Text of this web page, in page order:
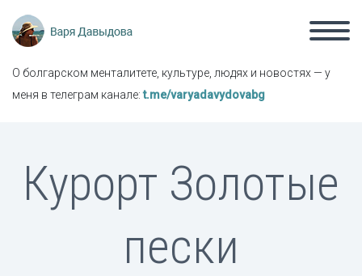
О болгарском менталитете, культуре, людях и новостях — у
меня в телеграм канале:t.me/varyadavydovabg
Курорт Золотые
пески